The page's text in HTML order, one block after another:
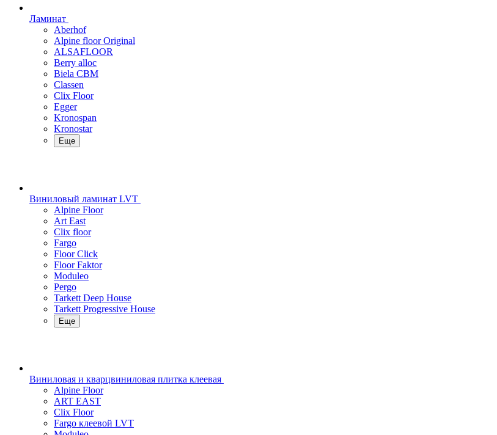
Ламинат
Aberhof
Alpine floor Original
ALSAFLOOR
Berry alloc
Biela CBM
Classen
Clix Floor
Egger
Kronospan
Kronostar
Еще
Виниловый ламинат LVT
Alpine Floor
Art East
Clix floor
Fargo
Floor Click
Floor Faktor
Moduleo
Pergo
Tarkett Deep House
Tarkett Progressive House
Еще
Виниловая и кварцвиниловая плитка клеевая
Alpine Floor
ART EAST
Clix Floor
Fargo клеевой LVT